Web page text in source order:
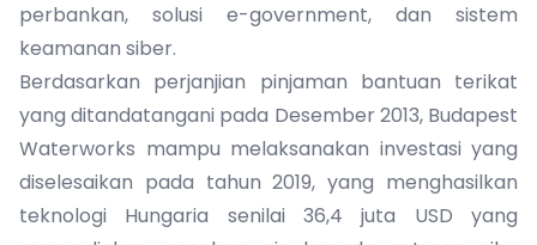
perbankan, solusi e-government, dan sistem
keamanan siber.
Berdasarkan perjanjian pinjaman bantuan terikat
yang ditandatangani pada Desember 2013, Budapest
Waterworks mampu melaksanakan investasi yang
diselesaikan pada tahun 2019, yang menghasilkan
teknologi Hungaria senilai 36,4 juta USD yang